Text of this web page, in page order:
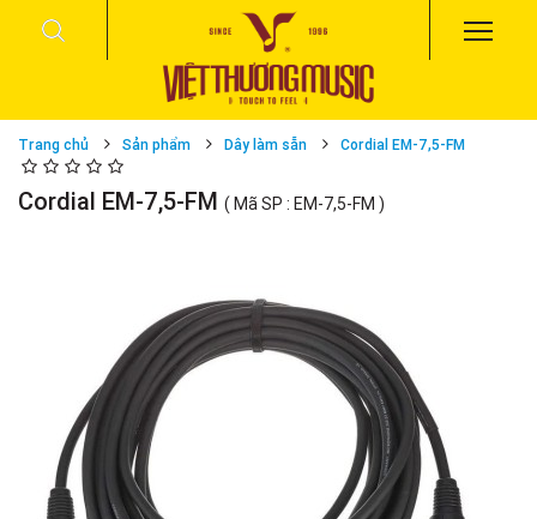
Trang chủ Sản phẩm Dây làm sẵn Cordial EM-7,5-FM
Cordial EM-7,5-FM ( Mã SP : EM-7,5-FM )